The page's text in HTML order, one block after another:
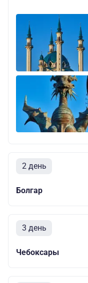
2 день
Болгар
3 день
Чебоксары